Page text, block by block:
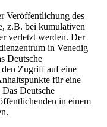
Veröffentlichung des
z.B. bei kumulativen
verletzt werden. Der
in Venedig
Deutsche
den Zugriff auf eine
für eine
Deutsche
in einem